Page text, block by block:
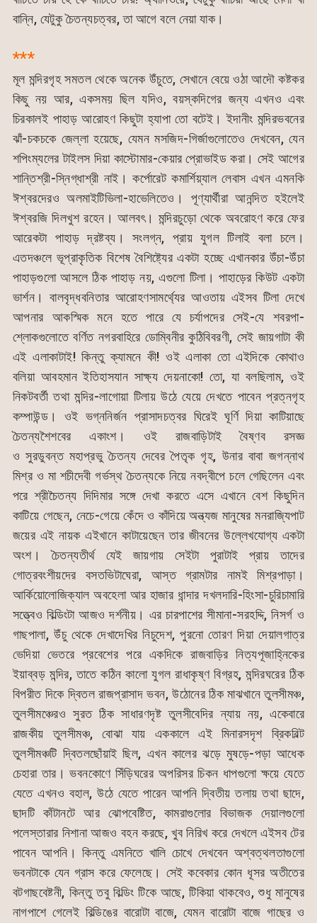
বান্নি, যেটুকু চৈতন্যচত্বর, তা আগে বলে নেয়া যাক।
***
মূল মন্দিরগৃহ সমতল থেকে অনেক উঁচুতে, সেখানে বেয়ে ওঠা আদৌ কষ্টকর
কিছু নয় আর, একসময় ছিল যদিও, বয়স্কদিগের জন্য এখনও এবং
চিরকালই পাহাড় আরোহণ কিছুটা হ্যাপা তো বটেই। ইদানীং মন্দিরভবনের
ঝাঁ-চকচকে জেল্লা হয়েছে, যেমন মসজিদ-গির্জাগুলোতেও দেখবেন, যেন
শপিংম্যলের টাইলস দিয়া কাস্টোমার-কেয়ার প্রোভাইড করা। সেই আগের
শান্তিশ্রী-স্নিগ্ধাশ্রী নাই। কর্পোরেট কমার্শিয়্যাল লেবাস এখন এমনকি
ঈশ্বরদেরও অলমাইটিভিলা-হাভেলিতেও। পূণ্যার্থীরা আনন্দিত হইলেই
ঈশ্বরজি দিলখুশ রহেন। আলবৎ। মন্দিরচুড়ো থেকে অবরোহণ করে ফের
আরেকটা পাহাড় দ্রষ্টব্য। সংলগ্ন, প্রায় যুগল টিলাই বলা চলে।
এতদঞ্চলে ভূপ্রাকৃতিক বিশেষ বৈশিষ্ট্যের একটা হচ্ছে এখানকার উঁচা-উঁচা
পাহাড়গুলো আসলে ঠিক পাহাড় নয়, এগুলো টিলা। পাহাড়ের কিউট একটা
ভার্শন। বালবৃদ্ধবনিতার আরোহণসামর্থ্যের আওতায় এইসব টিলা দেখে
আপনার আকস্মিক মনে হতে পারে যে চর্যাপদের সেই-যে শবরপা-
শ্লোকগুলোতে বর্ণিত নগরবাহিরে ডোম্বিনীর কুঠিবিবরণী, সেই জায়গাটা কী
এই এলাকাটাই! কিন্তু ক্যামনে কী! ওই এলাকা তো এইদিকে কোথাও
বলিয়া আবহমান ইতিহাসযান সাক্ষ্য দেয়নাকো! তো, যা বলছিলাম, ওই
নিকটবর্তী তথা মন্দির-লাগোয়া টিলায় উঠে যেয়ে দেখতে পাবেন প্রত্নগৃহ
কম্পাউন্ড। ওই ভগ্ননির্জন প্রাসাদচত্বর ঘিরেই ঘূর্ণি দিয়া কাটিয়াছে
চৈতন্যশৈশবের একাংশ। ওই রাজবাড়িটাই বৈষ্ণব রসজ্ঞ
ও সুরডুবন্ত মহাপ্রভু চৈতন্য দেবের পৈতৃক গৃহ, উনার বাবা জগন্নাথ
মিশ্র ও মা শচীদেবী গর্ভস্থ চৈতন্যকে নিয়ে নবদ্বীপে চলে গেছিলেন এবং
পরে শ্রীচৈতন্য দিদিমার সঙ্গে দেখা করতে এসে এখানে বেশ কিছুদিন
কাটিয়ে গেছেন, নেচে-গেয়ে কেঁদে ও কাঁদিয়ে অন্ত্যজ মানুষের মনরাজ্যিপাট
জয়ের এই নায়ক এইখানে কাটায়েছেন তার জীবনের উল্লেখযোগ্য একটা
অংশ। চৈতন্যতীর্থ যেই জায়গায় সেইটা পুরাটাই প্রায় তাদের
গোত্রবংশীয়দের বসতভিটাঘেরা, আস্ত গ্রামটার নামই মিশ্রপাড়া।
আর্কিয়োলোজিক্যাল অবহেলা আর হাজার ধান্দার দখলদারি-হিংসা-চুরিচামারি
সত্ত্বেও বিল্ডিংটা আজও দর্শনীয়। এর চারপাশের সীমানা-সরহদ্দি, নিসর্গ ও
গাছপালা, উঁচু থেকে দেখাদেখির নিচুদেশ, পুরনো তোরণ দিয়া দেয়ালগাত্র
ভেদিয়া ভেতরে প্রবেশের পরে একদিকে রাজবাড়ির নিত্যপূজাহ্নিকের
ইয়াব্বড় মন্দির, তাতে কঠিন কালো যুগল রাধাকৃষ্ণ বিগ্রহ, মন্দিরঘরের ঠিক
বিপরীত দিকে দ্বিতল রাজপ্রাসাদ ভবন, উঠোনের ঠিক মাঝখানে তুলসীমঞ্চ,
তুলসীমঞ্চেরও সুরত ঠিক সাধারণদৃষ্ট তুলসীবেদির ন্যায় নয়, একেবারে
রাজকীয় তুলসীমঞ্চ, বোঝা যায় এককালে এই মিনারসদৃশ ব্রিকবিল্ট
তুলসীমঞ্চটি দ্বিতলছোঁয়াই ছিল, এখন কালের ঝড়ে মুষড়ে-পড়া আধেক
চেহারা তার। ভবনকোণে সিঁড়িঘরের অপরিসর চিকন ধাপগুলো ক্ষয়ে যেতে
যেতে এখনও বহাল, উঠে যেতে পারেন আপনি দ্বিতীয় তলায় তথা ছাদে,
ছাদটি কাঁটানটে আর ঝোপবেষ্টিত, কামরাগুলোর বিভাজক দেয়ালগুলো
পলেস্তারার নিশানা আজও বহন করছে, খুব নিরিখ করে দেখলে এইসব টের
পাবেন আপনি। কিন্তু এমনিতে খালি চোখে দেখবেন অশ্বত্থলতাগুলো
ভবনটাকে যেন গ্রাস করে ফেলেছে। সেই কবেকার কোন ধূসর অতীতের
বটগাছবেষ্টনী, কিন্তু তবু বিল্ডিং টিকে আছে, টিকিয়া থাকবেও, শুধু মানুষের
নাগপাশে গেলেই বিল্ডিঙের বারোটা বাজে, যেমন বারোটা বাজে গাছের ও